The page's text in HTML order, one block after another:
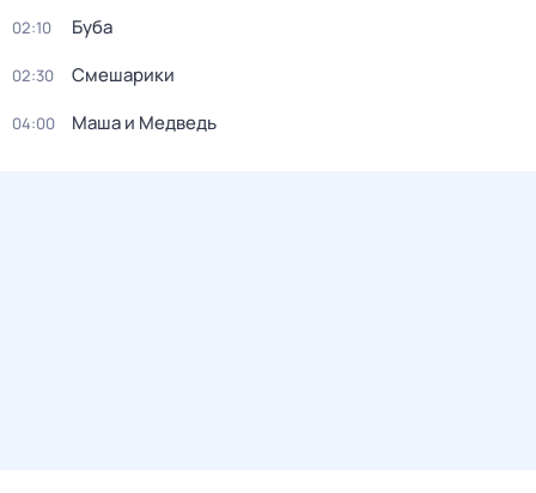
02:10 Буба
02:30 Смешарики
04:00 Маша и Медведь